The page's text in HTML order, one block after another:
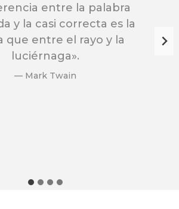
entre la palabra
y la casi correcta es la
que entre el rayo y la
luciérnaga».
— Mark Twain